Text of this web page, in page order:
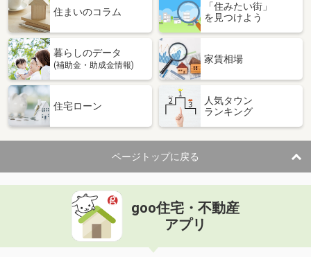
価 格
1,899万円
香川県高松市栗林町１丁目
専有面積 70.38m²
間取り
香川県高松市浜ノ町
2,849万円
住 所
香川県高松市浜ノ町
専有面積 75.08m²
間取り
3LDK
香川県高松市木太町
価 格
2,890万円
住 所
香川県高松市木太町
専有面積 80m²
住まいのコラム
「住みたい街」
を見つけよう
暮らしのデータ
(補助金・助成金情報)
家賃相場
住宅ローン
人気タウン
ランキング
ページトップに戻る
goo住宅・不動産
アプリ